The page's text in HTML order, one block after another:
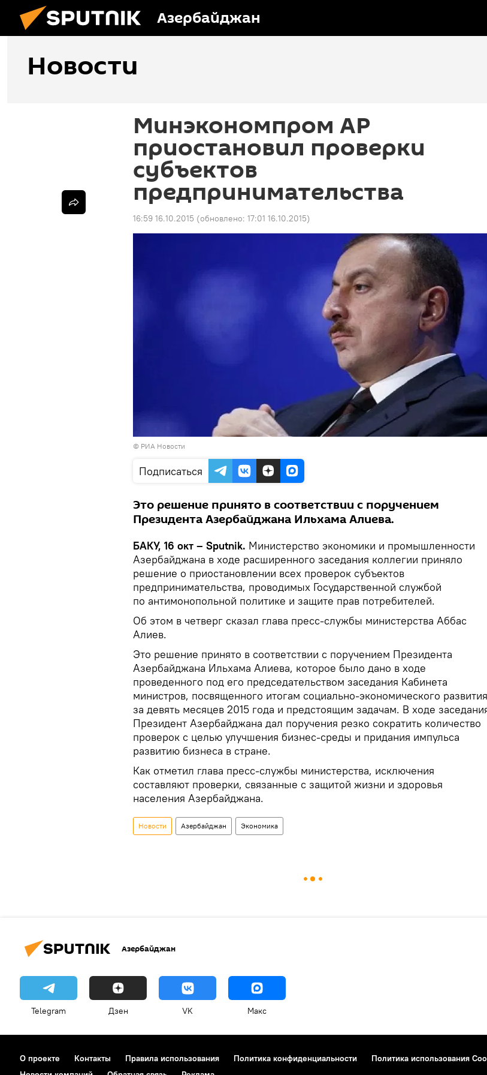
Азербайджан
Новости
Минэкономпром АР
приостановил проверки
субъектов
предпринимательства
16:59 16.10.2015 (обновлено: 17:01 16.10.2015)
© РИА Новости
Подписаться
Это решение принято в соответствии с поручением
Президента Азербайджана Ильхама Алиева.
БАКУ, 16 окт – Sputnik. Министерство экономики и промышленности
Азербайджана в ходе расширенного заседания коллегии приняло
решение о приостановлении всех проверок субъектов
предпринимательства, проводимых Государственной службой
по антимонопольной политике и защите прав потребителей.
Об этом в четверг сказал глава пресс-службы министерства Аббас
Алиев.
Это решение принято в соответствии с поручением Президента
Азербайджана Ильхама Алиева, которое было дано в ходе
проведенного под его председательством заседания Кабинета
министров, посвященного итогам социально-экономического развития
за девять месяцев 2015 года и предстоящим задачам. В ходе
Президент Азербайджана дал поручения резко сократить количество
проверок с целью улучшения бизнес-среды и придания импульса
развитию бизнеса в стране.
Как отметил глава пресс-службы министерства, исключения
составляют проверки, связанные с защитой жизни и здоровья
населения Азербайджана.
Новости Азербайджан Экономика
Азербайджан
Telegram Дзен VK Макс
О проекте Контакты Правила использования Политика конфиденциальности Политика использования